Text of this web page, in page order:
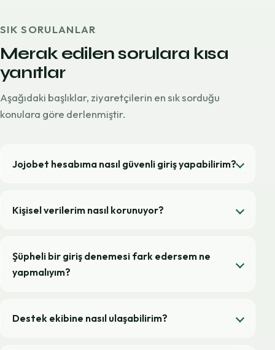
SIK SORULANLAR
Merak edilen sorulara kısa
yanıtlar
Aşağıdaki başlıklar, ziyaretçilerin en sık sorduğu
konulara göre derlenmiştir.
Jojobet hesabıma nasıl güvenli giriş yapabilirim?
Kişisel verilerim nasıl korunuyor?
Şüpheli bir giriş denemesi fark edersem ne
yapmalıyım?
Destek ekibine nasıl ulaşabilirim?